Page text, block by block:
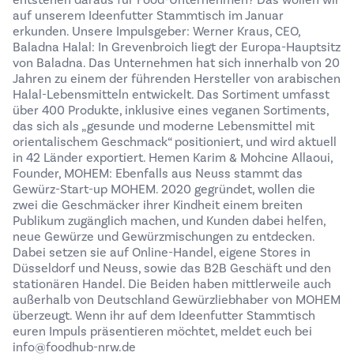
auf unserem Ideenfutter Stammtisch im Januar
erkunden. Unsere Impulsgeber: Werner Kraus, CEO,
Baladna Halal: In Grevenbroich liegt der Europa-Hauptsitz
von Baladna. Das Unternehmen hat sich innerhalb von 20
Jahren zu einem der führenden Hersteller von arabischen
Halal-Lebensmitteln entwickelt. Das Sortiment umfasst
über 400 Produkte, inklusive eines veganen Sortiments,
das sich als „gesunde und moderne Lebensmittel mit
orientalischem Geschmack“ positioniert, und wird aktuell
in 42 Länder exportiert. Hemen Karim & Mohcine Allaoui,
Founder, MOHEM: Ebenfalls aus Neuss stammt das
Gewürz-Start-up MOHEM. 2020 gegründet, wollen die
zwei die Geschmäcker ihrer Kindheit einem breiten
Publikum zugänglich machen, und Kunden dabei helfen,
neue Gewürze und Gewürzmischungen zu entdecken.
Dabei setzen sie auf Online-Handel, eigene Stores in
Düsseldorf und Neuss, sowie das B2B Geschäft und den
stationären Handel. Die Beiden haben mittlerweile auch
außerhalb von Deutschland Gewürzliebhaber von MOHEM
überzeugt. Wenn ihr auf dem Ideenfutter Stammtisch
euren Impuls präsentieren möchtet, meldet euch bei
info@foodhub-nrw.de